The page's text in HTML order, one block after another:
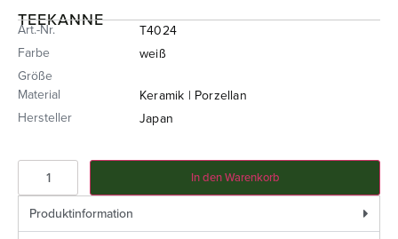
TEEKANNE
Art.-Nr.
T4024
Farbe
weiß
Größe
Material
Keramik | Porzellan
Hersteller
Japan
In den Warenkorb
Produktinformation